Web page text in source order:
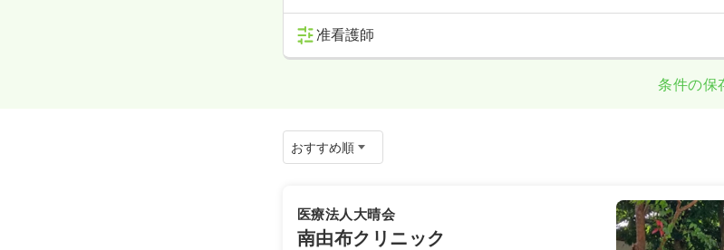
准看護師
条件の保
医療法人大晴会
南由布クリニック